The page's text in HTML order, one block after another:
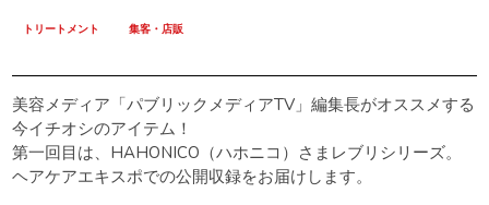
トリートメント 集客・店販
美容メディア「パブリックメディアTV」編集長がオススメする
今イチオシのアイテム！
第一回目は、HAHONICO（ハホニコ）さまレブリシリーズ。
ヘアケアエキスポでの公開収録をお届けします。